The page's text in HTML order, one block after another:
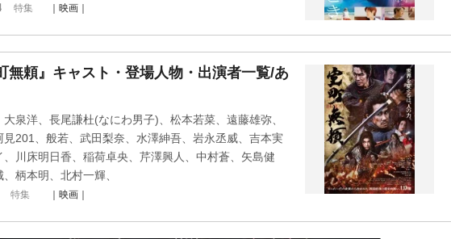
特集 ｜映画｜
無頼』キャスト・登場人物・出演者一覧/あ
大泉洋、長尾謙杜(なにわ男子)、松本若菜、遠藤雄弥、
見201、般若、武田梨奈、水澤紳吾、岩永丞威、吉本実
、川床明日香、稲荷卓央、芹澤興人、中村蒼、矢島健
柄本明、北村一輝、
特集 ｜映画｜